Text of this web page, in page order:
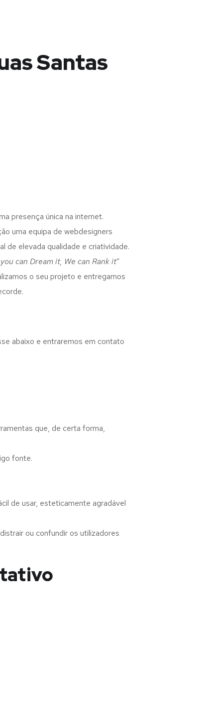
Santas
presença única na internet.
uma equipa de webdesigners
de elevada qualidade e criatividade.
can Dream it, We can Rank it”
o seu projeto e entregamos
abaixo e entraremos em contato
que, de certa forma,
fonte.
de usar, esteticamente agradável
ou confundir os utilizadores